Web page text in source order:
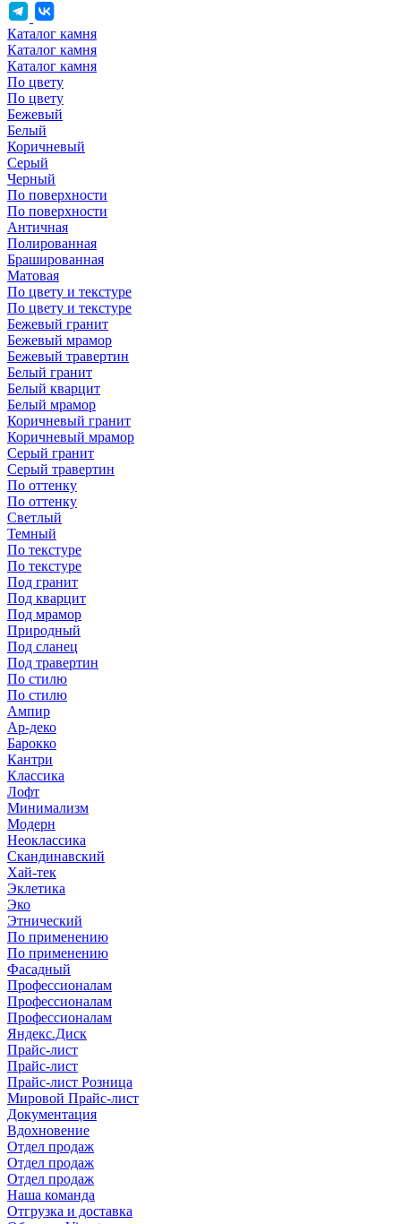
Каталог камня
Каталог камня
Каталог камня
По цвету
По цвету
Бежевый
Белый
Коричневый
Серый
Черный
По поверхности
По поверхности
Античная
Полированная
Брашированная
Матовая
По цвету и текстуре
По цвету и текстуре
Бежевый гранит
Бежевый мрамор
Бежевый травертин
Белый гранит
Белый кварцит
Белый мрамор
Коричневый гранит
Коричневый мрамор
Серый гранит
Серый травертин
По оттенку
По оттенку
Светлый
Темный
По текстуре
По текстуре
Под гранит
Под кварцит
Под мрамор
Природный
Под сланец
Под травертин
По стилю
По стилю
Ампир
Ар-деко
Барокко
Кантри
Классика
Лофт
Минимализм
Модерн
Неоклассика
Скандинавский
Хай-тек
Эклетика
Эко
Этнический
По применению
По применению
Фасадный
Профессионалам
Профессионалам
Профессионалам
Яндекс.Диск
Прайс-лист
Прайс-лист
Прайс-лист Розница
Мировой Прайс-лист
Документация
Вдохновение
Отдел продаж
Отдел продаж
Отдел продаж
Наша команда
Отгрузка и доставка